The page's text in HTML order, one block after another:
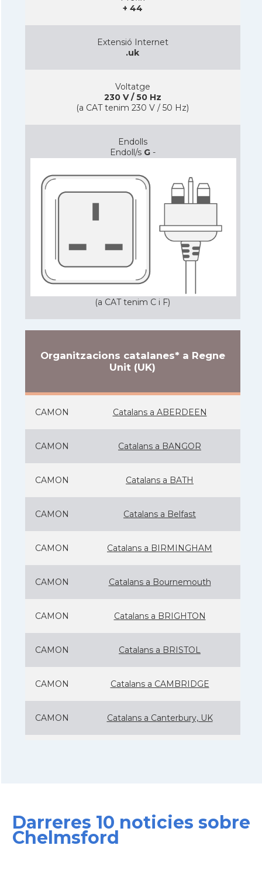
+ 44
Extensió Internet
.uk
Voltatge
230 V / 50 Hz
(a CAT tenim 230 V / 50 Hz)
Endolls
Endoll/s G-
(a CAT tenim C i F)
Organitzacions catalanes* a Regne
Unit (UK)
CAMON Catalans a ABERDEEN
CAMON Catalans a BANGOR
CAMON Catalans a BATH
CAMON Catalans a Belfast
CAMON Catalans a BIRMINGHAM
CAMON Catalans a Bournemouth
CAMON Catalans a BRIGHTON
CAMON Catalans a BRISTOL
CAMON Catalans a CAMBRIDGE
CAMON Catalans a Canterbury, UK
CAMON Catalans a CHELTENHAM
Darreres 10 noticies sobre
Chelmsford